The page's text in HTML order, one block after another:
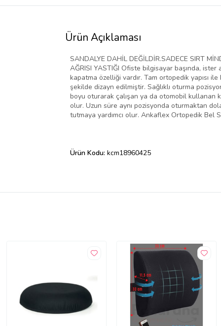
Ürün Açıklaması
SANDALYE DAHİL DEĞİLDİR.SADECE SIRT
AĞRISI YASTIĞI Ofiste bilgisayar başında,
kapatma özelliği vardır. Tam ortopedik yapısı
şekilde dizayn edilmiştir. Sağlıklı oturma
boyu oturarak çalışan ya da otomobil kullanan
olur. Uzun süre aynı pozisyonda oturmaktan
tutmaya yardımcı olur. Ankaflex Ortopedik Bel
Ürün Kodu: kcm18960425